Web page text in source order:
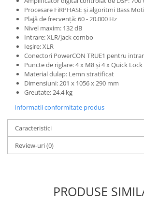
Accesorii pentru lumini
Bare Led
Cabluri de Alimentare
Case-uri de lumini
Comenzi si controllere
Ecrane LED
Efecte de lumini
Lasere
Mixere DMX
Moving Head-uri
Par Led si Pinspot
Stative si schela lumini
Procesare FiRPHASE și algoritmi Bass
Plajă de frecvență: 60 - 20.000 Hz
Nivel maxim: 132 dB
Intrare: XLR/jack combo
Ieșire: XLR
Conectori PowerCON TRUE1 pentru
Puncte de riglare: 4 x M8 și 4 x Quick Lock
Material dulap: Lemn stratificat
Dimensiuni: 201 x 1056 x 290 mm
Greutate: 24.4 kg
Informatii conformitate produs
Caracteristici
Review-uri(0)
PRODUSE